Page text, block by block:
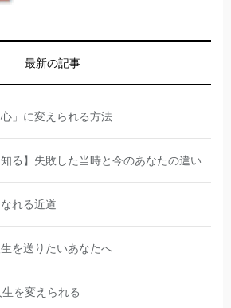
最新の記事
心」に変えられる方法
知る】失敗した当時と今のあなたの違い
れる近道
を送りたいあなたへ
を変えられる